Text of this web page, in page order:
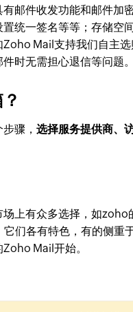
邮件收发功能和邮件加
统一签名等等；存储空
Mail支持我们自主
时无需担心退信等问题。
步骤，选择服务提供商、
上有众多选择，如
们各有特色，有的侧重
Mail开始。